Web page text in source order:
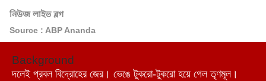
নিউজ লাইভ ব্লগ
Source : ABP Ananda
Background
দলেই প্রবল বিদ্রোহের জের। ভেঙে টুকরো-টুকরো হয়ে গেল তৃণমূল।